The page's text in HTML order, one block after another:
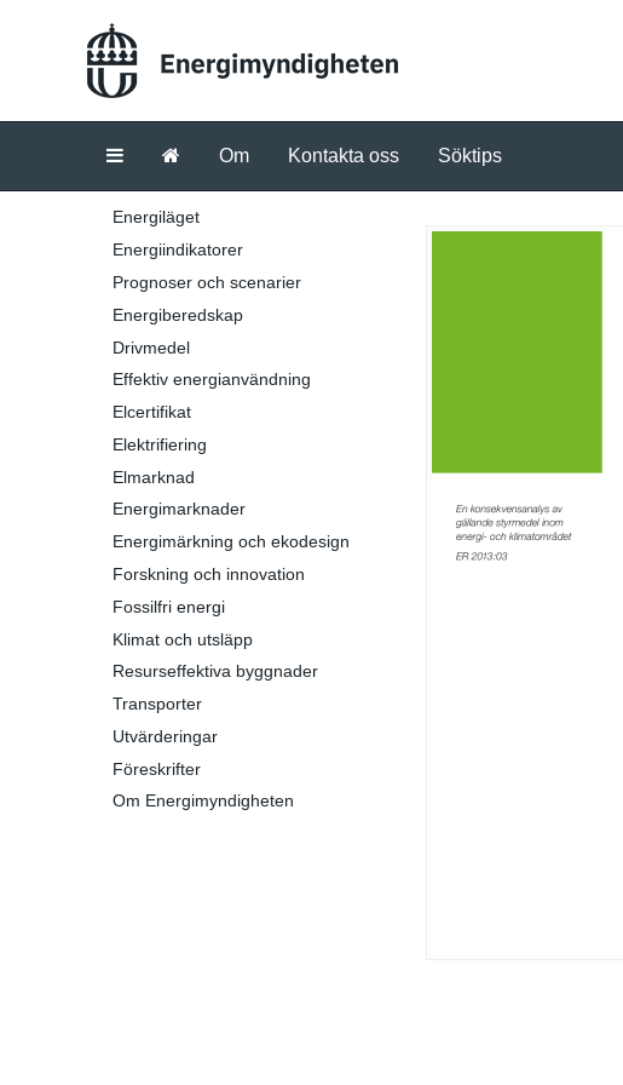
Om Kontakta oss Söktips
Energiläget
Energiindikatorer
Prognoser och scenarier
Energiberedskap
Drivmedel
Effektiv energianvändning
Elcertifikat
Elektrifiering
Elmarknad
Energimarknader
Energimärkning och ekodesign
Forskning och innovation
Fossilfri energi
Klimat och utsläpp
Resurseffektiva byggnader
Transporter
Utvärderingar
Föreskrifter
Om Energimyndigheten